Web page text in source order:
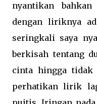
nyantikan
dengan liriknya
seringkali saya
berkisah tentang
cinta hingga tidak
perhatikan lirik